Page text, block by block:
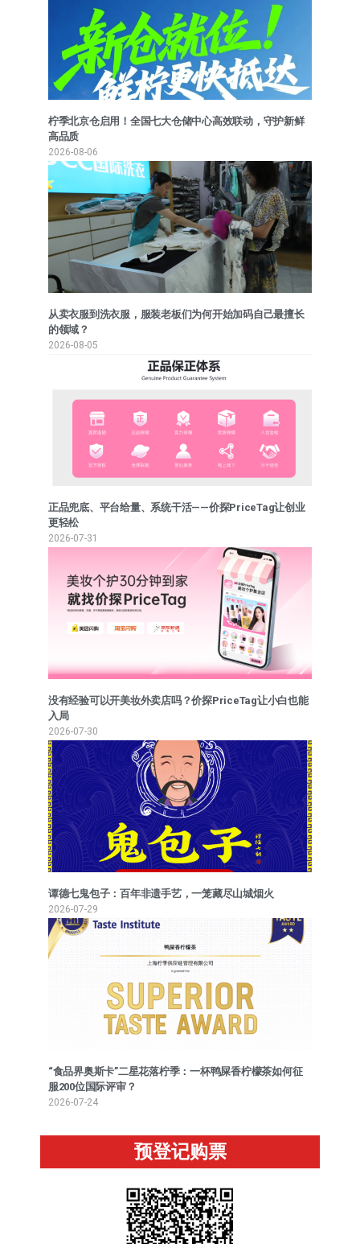
柠季北京仓启用！全国七大仓储中心高效联动，守护新鲜
高品质
2026-08-06
从卖衣服到洗衣服，服装老板们为何开始加码自己最擅长
的领域？
2026-08-05
正品兜底、平台给量、系统干活——价探PriceTag让创业
更轻松
2026-07-31
没有经验可以开美妆外卖店吗？价探PriceTag让小白也能
入局
2026-07-30
谭德七鬼包子：百年非遗手艺，一笼藏尽山城烟火
2026-07-29
“食品界奥斯卡”二星花落柠季：一杯鸭屎香柠檬茶如何征
服200位国际评审？
2026-07-24
预登记购票